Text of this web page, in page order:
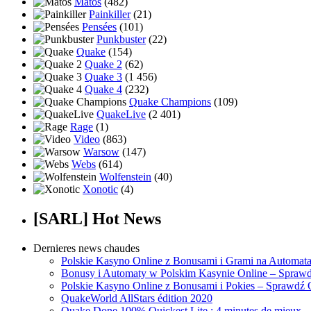
Painkiller(21)
Pensées (101)
Punkbuster(22)
Quake (154)
Quake 2 (62)
Quake 3 (1 456)
Quake 4 (232)
Quake Champions (109)
QuakeLive (2 401)
Rage (1)
Video (863)
Warsow (147)
Webs (614)
Wolfenstein (40)
Xonotic (4)
[SARL] Hot News
Dernieres news chaudes
Polskie Kasyno Online z Bonusami i Grami na
Bonusy i Automaty w Polskim Kasynie Online –
Polskie Kasyno Online z Bonusami i Pokies – Sprawdź
QuakeWorld AllStars édition 2020